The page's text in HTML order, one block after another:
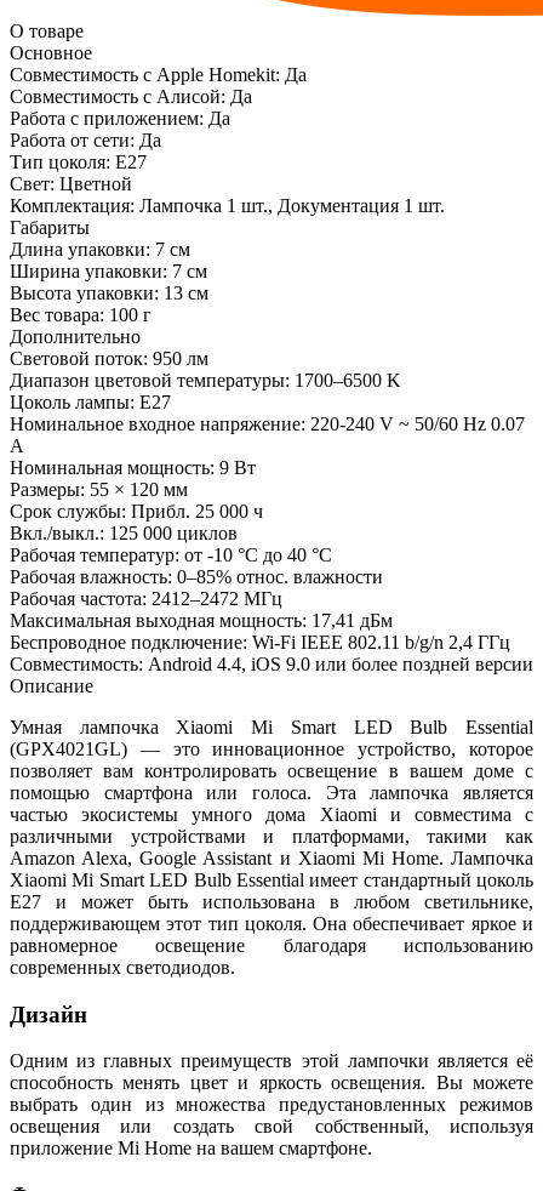
О товаре
Основное
Совместимость с Apple Homekit: Да
Совместимость с Алисой: Да
Работа с приложением: Да
Работа от сети: Да
Тип цоколя: E27
Свет: Цветной
Комплектация: Лампочка 1 шт., Документация 1 шт.
Габариты
Длина упаковки: 7 см
Ширина упаковки: 7 см
Высота упаковки: 13 см
Вес товара: 100 г
Дополнительно
Световой поток: 950 лм
Диапазон цветовой температуры: 1700–6500 K
Цоколь лампы: E27
Номинальное входное напряжение: 220-240 V ~ 50/60 Hz 0.07
A
Номинальная мощность: 9 Вт
Размеры: 55 × 120 мм
Срок службы: Прибл. 25 000 ч
Вкл./выкл.: 125 000 циклов
Рабочая температур: от -10 °C до 40 °C
Рабочая влажность: 0–85% относ. влажности
Рабочая частота: 2412–2472 МГц
Максимальная выходная мощность: 17,41 дБм
Беспроводное подключение: Wi-Fi IEEE 802.11 b/g/n 2,4 ГГц
Совместимость: Android 4.4, iOS 9.0 или более поздней версии
Описание
Умная лампочка Xiaomi Mi Smart LED Bulb Essential
(GPX4021GL) — это инновационное устройство, которое
позволяет вам контролировать освещение в вашем доме с
помощью смартфона или голоса. Эта лампочка является
частью экосистемы умного дома Xiaomi и совместима с
различными устройствами и платформами, такими как
Amazon Alexa, Google Assistant и Xiaomi Mi Home. Лампочка
Xiaomi Mi Smart LED Bulb Essential имеет стандартный цоколь
E27 и может быть использована в любом светильнике,
поддерживающем этот тип цоколя. Она обеспечивает яркое и
равномерное освещение благодаря использованию
современных светодиодов.
Дизайн
Одним из главных преимуществ этой лампочки является её
способность менять цвет и яркость освещения. Вы можете
выбрать один из множества предустановленных режимов
освещения или создать свой собственный, используя
приложение Mi Home на вашем смартфоне.